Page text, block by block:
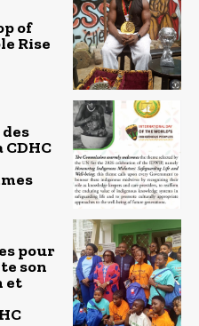
of
Rise
pour
son
et